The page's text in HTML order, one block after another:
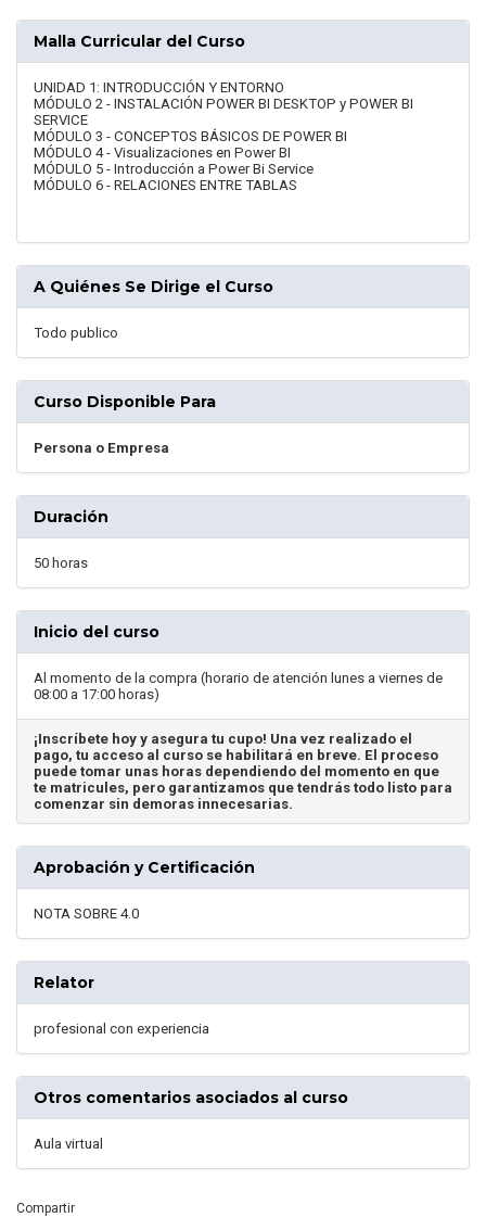
Malla Curricular del Curso
UNIDAD 1: INTRODUCCIÓN Y ENTORNO
MÓDULO 2 - INSTALACIÓN POWER BI DESKTOP y POWER BI
SERVICE
MÓDULO 3 - CONCEPTOS BÁSICOS DE POWER BI
MÓDULO 4 - Visualizaciones en Power BI
MÓDULO 5 - Introducción a Power Bi Service
MÓDULO 6 - RELACIONES ENTRE TABLAS
A Quiénes Se Dirige el Curso
Todo publico
Curso Disponible Para
Persona o Empresa
Duración
50 horas
Inicio del curso
Al momento de la compra (horario de atención lunes a viernes de
08:00 a 17:00 horas)
¡Inscríbete hoy y asegura tu cupo! Una vez realizado el
pago, tu acceso al curso se habilitará en breve. El proceso
puede tomar unas horas dependiendo del momento en que
te matricules, pero garantizamos que tendrás todo listo para
comenzar sin demoras innecesarias.
Aprobación y Certificación
NOTA SOBRE 4.0
Relator
profesional con experiencia
Otros comentarios asociados al curso
Aula virtual
Compartir